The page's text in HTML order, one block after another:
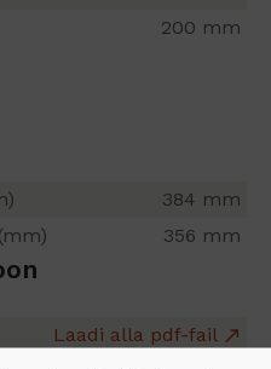
200 mm
384 mm
356 mm
Laadi alla pdf-fail